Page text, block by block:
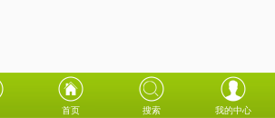
首页 搜索 我的中心